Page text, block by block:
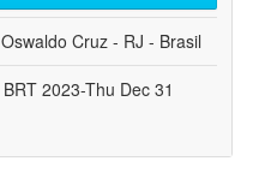
Cruz - RJ - Brasil
2023-Thu Dec 31